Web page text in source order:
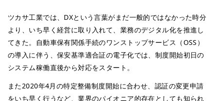
ツカサ工業では、DXという言葉がまだ一般的ではなかった時分
より、いち早く経営に取り入れて、業務のデジタル化を推進し
てきた。自動車保有関係手続のワンストップサービス（OSS）
の導入に伴う、保安基準適合証の電子化では、制度開始初日の
システム稼働直後から対応をスタート。
また2020年4月の特定整備制度開始に合わせ、認証の変更申請
をいち早く行うなど、業界のパイオニア的存在としても知られ